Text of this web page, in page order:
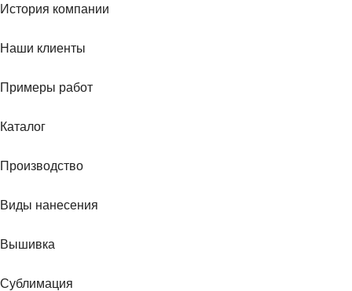
История компании
Наши клиенты
Примеры работ
Каталог
Производство
Виды нанесения
Вышивка
Сублимация